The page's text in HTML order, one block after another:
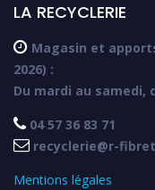
LA RECYCLERIE
 Magasin et
2026) :
Du mardi au samedi,
 04 57 36 83 71
 recyclerie@r-
Mentions légales